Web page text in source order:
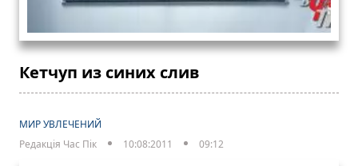
Кетчуп из синих слив
МИР УВЛЕЧЕНИЙ
Редакція Час Пік
10:08:2011 09:12